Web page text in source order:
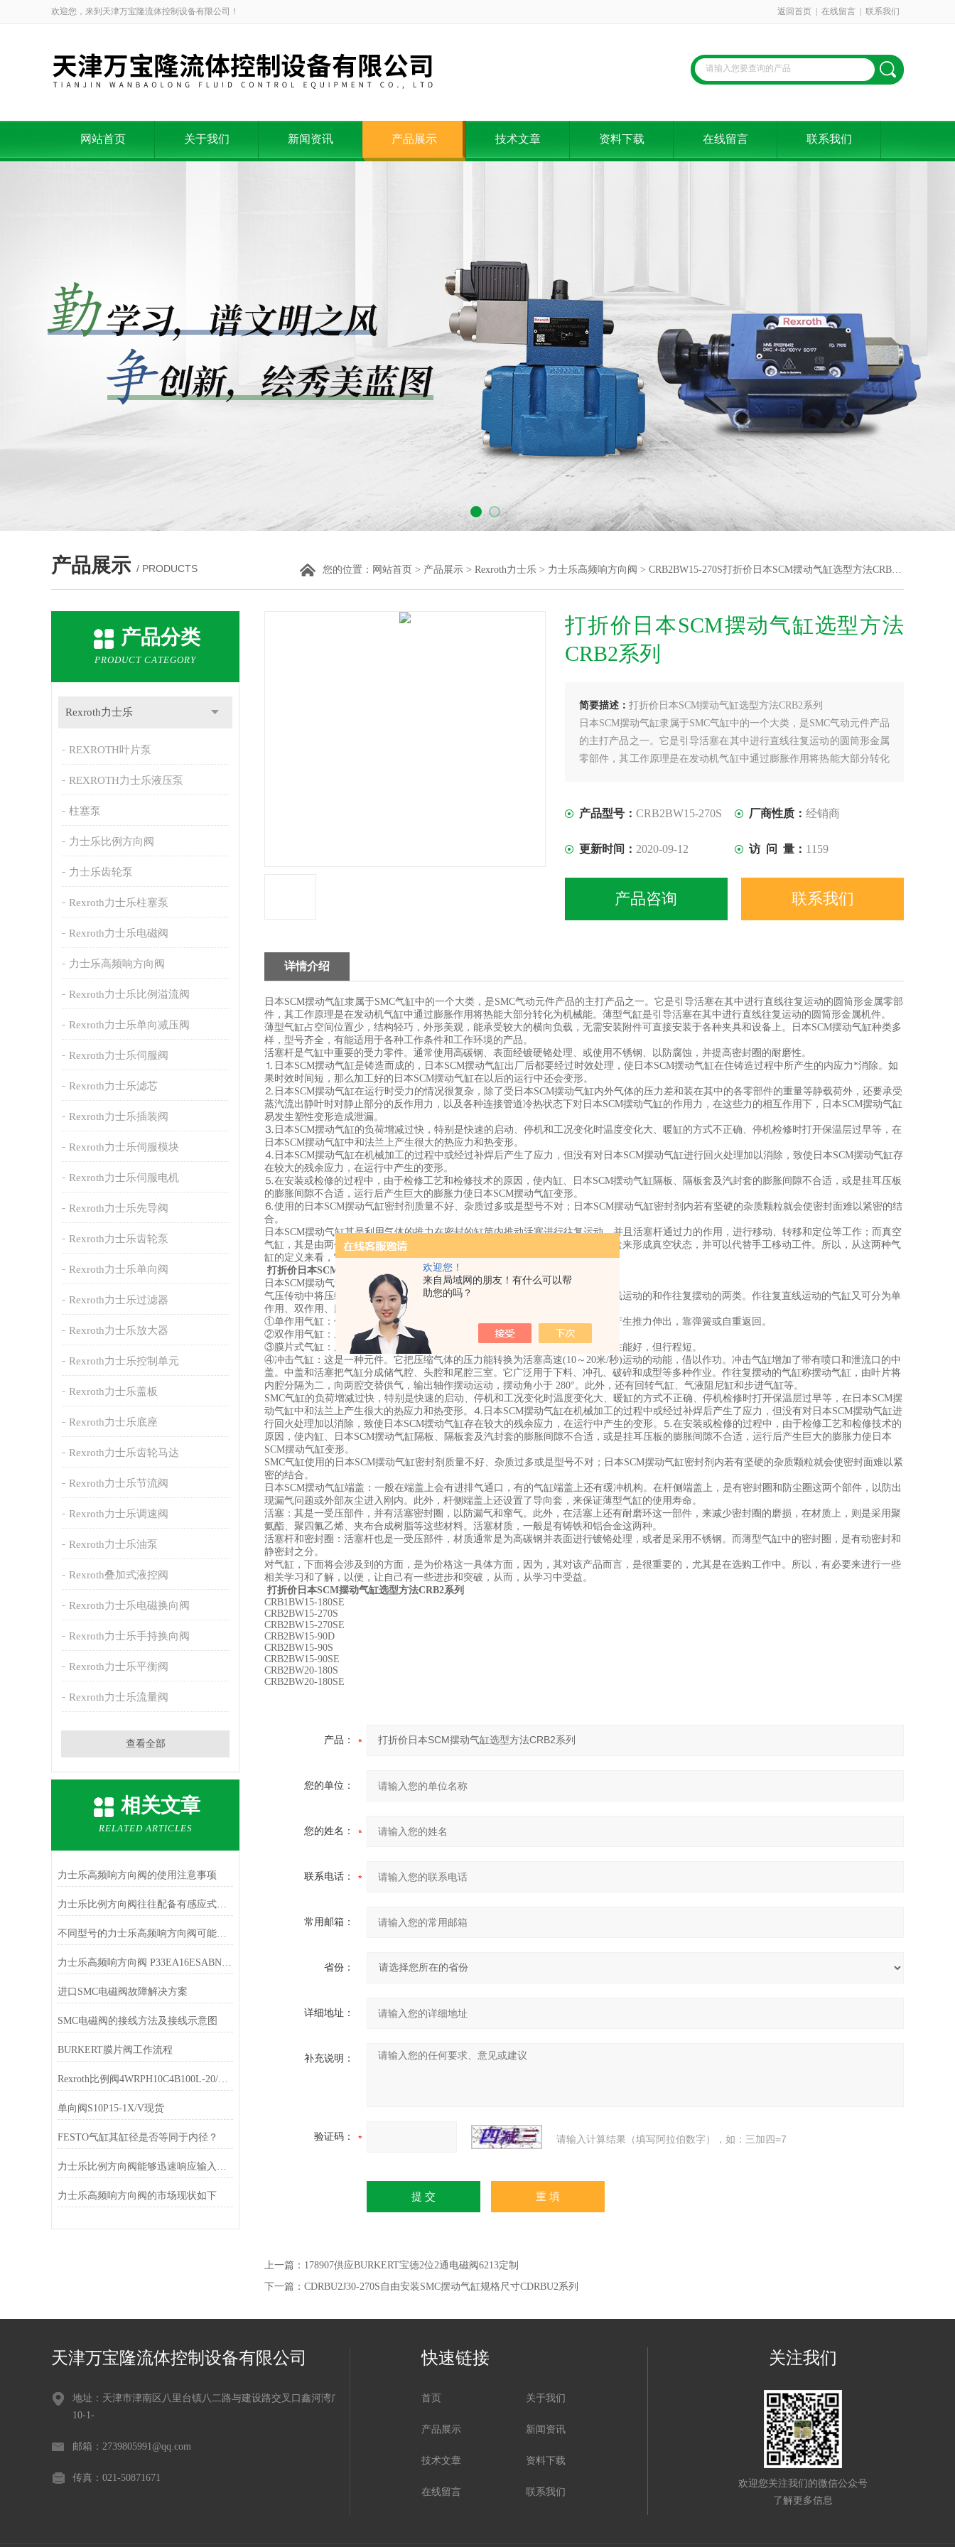
欢迎您！
来自局域网的朋友！有什么可以帮
助您的吗？
欢迎您，来到天津万宝隆流体控制设备有限公司！ 返回首页 在线留言 联系我们
网站首页 关于我们 新闻资讯 产品展示 技术文章 资料下载 在线留言 联系我们
产品展示 / PRODUCTS 您的位置： 网站首页 > 产品展示 > Rexroth力士乐 > 力士乐高频响方向阀 > CRB2BW15-270S打折价日本SCM摆动气缸选型方法CRB2系列
产品分类
PRODUCT CATEGORY
Rexroth力士乐
REXROTH叶片泵
REXROTH力士乐液压泵
柱塞泵
力士乐比例方向阀
力士乐齿轮泵
Rexroth力士乐柱塞泵
Rexroth力士乐电磁阀
力士乐高频响方向阀
Rexroth力士乐比例溢流阀
Rexroth力士乐单向减压阀
Rexroth力士乐伺服阀
Rexroth力士乐滤芯
Rexroth力士乐插装阀
Rexroth力士乐伺服模块
Rexroth力士乐伺服电机
Rexroth力士乐先导阀
Rexroth力士乐齿轮泵
Rexroth力士乐单向阀
Rexroth力士乐过滤器
Rexroth力士乐放大器
Rexroth力士乐控制单元
Rexroth力士乐盖板
Rexroth力士乐底座
Rexroth力士乐齿轮马达
Rexroth力士乐节流阀
Rexroth力士乐调速阀
Rexroth力士乐油泵
Rexroth叠加式液控阀
Rexroth力士乐电磁换向阀
Rexroth力士乐手持换向阀
Rexroth力士乐平衡阀
Rexroth力士乐流量阀
查看全部
相关文章
RELATED ARTICLES
力士乐高频响方向阀的使用注意事项
力士乐比例方向阀往往配备有感应式位置传感器
不同型号的力士乐高频响方向阀可能有一些细微的差异
力士乐高频响方向阀 P33EA16ESABNJP天津供货
进口SMC电磁阀故障解决方案
SMC电磁阀的接线方法及接线示意图
BURKERT膜片阀工作流程
Rexroth比例阀4WRPH10C4B100L-20/G24Z4/M现货
单向阀S10P15-1X/V现货
FESTO气缸其缸径是否等同于内径？
力士乐比例方向阀能够迅速响应输入信号的变化
力士乐高频响方向阀的市场现状如下
打折价日本SCM摆动气缸选型方法
CRB2系列
简要描述： 打折价日本SCM摆动气缸选型方法CRB2系列
日本SCM摆动气缸隶属于SMC气缸中的一个大类，是SMC气动元件产品
的主打产品之一。它是引导活塞在其中进行直线往复运动的圆筒形金属
零部件，其工作原理是在发动机气缸中通过膨胀作用将热能大部分转化
产品型号： CRB2BW15-270S 厂商性质： 经销商
更新时间： 2020-09-12 访 问 量： 1159
产品咨询 联系我们
详情介绍
日本SCM摆动气缸隶属于SMC气缸中的一个大类，是SMC气动元件产品的主打产品之一。它是引导活塞在其中进行直线往复运动的圆筒形金属零部
件，其工作原理是在发动机气缸中通过膨胀作用将热能大部分转化为机械能。薄型气缸是引导活塞在其中进行直线往复运动的圆筒形金属机件。
薄型气缸占空间位置少，结构轻巧，外形美观，能承受较大的横向负载，无需安装附件可直接安装于各种夹具和设备上。日本SCM摆动气缸种类多
样，型号齐全，有能适用于各种工作条件和工作环境的产品。
活塞杆是气缸中重要的受力零件。通常使用高碳钢、表面经镀硬铬处理、或使用不锈钢、以防腐蚀，并提高密封圈的耐磨性。
⒈日本SCM摆动气缸是铸造而成的，日本SCM摆动气缸出厂后都要经过时效处理，使日本SCM摆动气缸在住铸造过程中所产生的内应力*消除。如
果时效时间短，那么加工好的日本SCM摆动气缸在以后的运行中还会变形。
⒉日本SCM摆动气缸在运行时受力的情况很复杂，除了受日本SCM摆动气缸内外气体的压力差和装在其中的各零部件的重量等静载荷外，还要承受
蒸汽流出静叶时对静止部分的反作用力，以及各种连接管道冷热状态下对日本SCM摆动气缸的作用力，在这些力的相互作用下，日本SCM摆动气缸
易发生塑性变形造成泄漏。
⒊日本SCM摆动气缸的负荷增减过快，特别是快速的启动、停机和工况变化时温度变化大、暖缸的方式不正确、停机检修时打开保温层过早等，在
日本SCM摆动气缸中和法兰上产生很大的热应力和热变形。
⒋日本SCM摆动气缸在机械加工的过程中或经过补焊后产生了应力，但没有对日本SCM摆动气缸进行回火处理加以消除，致使日本SCM摆动气缸存
在较大的残余应力，在运行中产生的变形。
⒌在安装或检修的过程中，由于检修工艺和检修技术的原因，使内缸、日本SCM摆动气缸隔板、隔板套及汽封套的膨胀间隙不合适，或是挂耳压板
的膨胀间隙不合适，运行后产生巨大的膨胀力使日本SCM摆动气缸变形。
⒍使用的日本SCM摆动气缸密封剂质量不好、杂质过多或是型号不对；日本SCM摆动气缸密封剂内若有坚硬的杂质颗粒就会使密封面难以紧密的结
合。
日本SCM摆动气缸其是利用气体的推力在密封的缸筒内推动活塞进行往复运动，并且活塞杆通过力的作用，进行移动、转移和定位等工作；而真空
气缸，其是由两个密封型圆桶形成内外压差，来挤压活塞杆进行运动，并通过吸盘来形成真空状态，并可以代替手工移动工件。所以，从这两种气
缸的定义来看，它们是有很大区别。
打折价日本SCM摆动气缸选型方法CRB2系列
日本SCM摆动气缸的种类与作用特点
气压传动中将压缩气体的压力能转换为机械能的气动执行元件。气缸有作往复直线运动的和作往复摆动的两类。作往复直线运动的气缸又可分为单
作用、双作用、膜片式和冲击气缸 4种。
①单作用气缸：仅一端有活塞杆，从活塞一侧供气聚能产生气压，气压推动活塞产生推力伸出，靠弹簧或自重返回。
②双作用气缸：从活塞两侧交替供气，在一个或两个方向输出力。
③膜片式气缸：用膜片代替活塞，只在一个方向输出力，用弹簧复位。它的密封性能好，但行程短。
④冲击气缸：这是一种元件。它把压缩气体的压力能转换为活塞高速(10～20米/秒)运动的动能，借以作功。冲击气缸增加了带有喷口和泄流口的中
盖。中盖和活塞把气缸分成储气腔、头腔和尾腔三室。它广泛用于下料、冲孔、破碎和成型等多种作业。作往复摆动的气缸称摆动气缸，由叶片将
内腔分隔为二，向两腔交替供气，输出轴作摆动运动，摆动角小于 280°。此外，还有回转气缸、气液阻尼缸和步进气缸等。
SMC气缸的负荷增减过快，特别是快速的启动、停机和工况变化时温度变化大、暖缸的方式不正确、停机检修时打开保温层过早等，在日本SCM摆
动气缸中和法兰上产生很大的热应力和热变形。⒋日本SCM摆动气缸在机械加工的过程中或经过补焊后产生了应力，但没有对日本SCM摆动气缸进
行回火处理加以消除，致使日本SCM摆动气缸存在较大的残余应力，在运行中产生的变形。⒌在安装或检修的过程中，由于检修工艺和检修技术的
原因，使内缸、日本SCM摆动气缸隔板、隔板套及汽封套的膨胀间隙不合适，或是挂耳压板的膨胀间隙不合适，运行后产生巨大的膨胀力使日本
SCM摆动气缸变形。
SMC气缸使用的日本SCM摆动气缸密封剂质量不好、杂质过多或是型号不对；日本SCM摆动气缸密封剂内若有坚硬的杂质颗粒就会使密封面难以紧
密的结合。
日本SCM摆动气缸端盖：一般在端盖上会有进排气通口，有的气缸端盖上还有缓冲机构。在杆侧端盖上，是有密封圈和防尘圈这两个部件，以防出
现漏气问题或外部灰尘进入刚内。此外，杆侧端盖上还设置了导向套，来保证薄型气缸的使用寿命。
活塞：其是一受压部件，并有活塞密封圈，以防漏气和窜气。此外，在活塞上还有耐磨环这一部件，来减少密封圈的磨损，在材质上，则是采用聚
氨酯、聚四氟乙烯、夹布合成树脂等这些材料。活塞材质，一般是有铸铁和铝合金这两种。
活塞杆和密封圈：活塞杆也是一受压部件，材质通常是为高碳钢并表面进行镀铬处理，或者是采用不锈钢。而薄型气缸中的密封圈，是有动密封和
静密封之分。
对气缸，下面将会涉及到的方面，是为价格这一具体方面，因为，其对该产品而言，是很重要的，尤其是在选购工作中。所以，有必要来进行一些
相关学习和了解，以便，让自己有一些进步和突破，从而，从学习中受益。
打折价日本SCM摆动气缸选型方法CRB2系列
CRB1BW15-180SE
CRB2BW15-270S
CRB2BW15-270SE
CRB2BW15-90D
CRB2BW15-90S
CRB2BW15-90SE
CRB2BW20-180S
CRB2BW20-180SE
产品：
您的单位：
您的姓名：
联系电话：
常用邮箱：
省份：
详细地址：
补充说明：
验证码： 请输入计算结果（填写阿拉伯数字），如：三加四=7
上一篇： 178907供应BURKERT宝德2位2通电磁阀6213定制
下一篇： CDRBU2J30-270S自由安装SMC摆动气缸规格尺寸CDRBU2系列
天津万宝隆流体控制设备有限公司
地址：天津市津南区八里台镇八二路与建设路交叉口鑫河湾广场
10-1-
邮箱：2739805991@qq.com
传真：021-50871671
快速链接
首页 关于我们
产品展示 新闻资讯
技术文章 资料下载
在线留言 联系我们
关注我们
欢迎您关注我们的微信公众号
了解更多信息